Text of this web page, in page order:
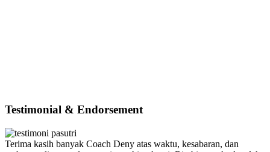
Testimonial & Endorsement
Terima kasih banyak Coach Deny atas waktu, kesabaran, dan